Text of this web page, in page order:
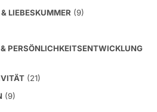
LIEBESKUMMER (9)
PERSÖNLICHKEITSENTWICKLUNG
(21)
(9)